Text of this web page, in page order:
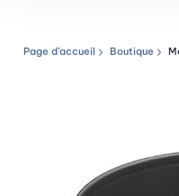
Chemin de
Page d’accueil Boutique